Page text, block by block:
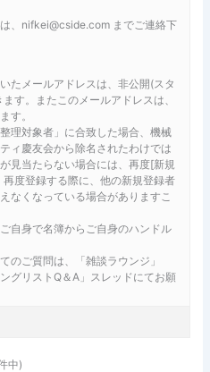
、nifkei@cside.com までご連絡下
たメールアドレスは、非公開(スタ
す。またこのメールアドレスは、
す。
理対象者」に合致した場合、機械
ィ慶友会から除名されたわけでは
見当たらない場合には、再度[新規
度登録する際に、他の新規登録者
なくなっている場合がありますこ
自身で名簿からご自身のハンドル
のご質問は、「雑談ラウンジ」
グリストQ＆A」スレッドにてお願
中)